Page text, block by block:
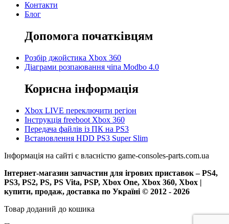
Контакти
Блог
Допомога початківцям
Розбір джойстика Xbox 360
Діаграми розпаювання чіпа Modbo 4.0
Корисна інформація
Xbox LIVE переключити регіон
Інструкція freeboot Xbox 360
Передача файлів із ПК на PS3
Встановлення HDD PS3 Super Slim
Інформація на сайті є власністю game-consoles-parts.com.ua
Інтернет-магазин запчастин для ігрових приставок – PS4,
PS3, PS2, PS, PS Vita, PSP, Xbox One, Xbox 360, Xbox |
купити, продаж, доставка по Україні © 2012 - 2026
Товар доданий до кошика